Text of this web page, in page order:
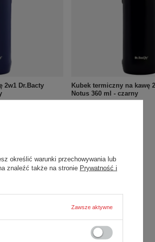
2w1 Dr.Bacty
Kubek termiczny na kawę
Notus 360 ml - czarny
określić warunki przechowywania lub
znaleźć także na stronie Prywatność i
Zawsze aktywne